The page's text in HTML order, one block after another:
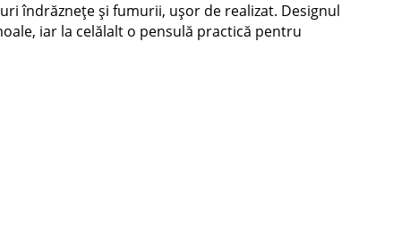
îndrăznețe și fumurii, ușor de realizat. Designul
iar la celălalt o pensulă practică pentru